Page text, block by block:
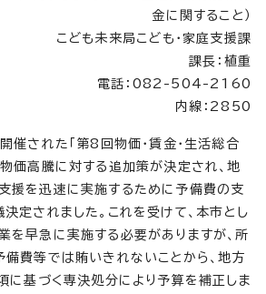
金に関すること）
こども未来局こども・家庭支援課
課長：植重
電話：082-504-2160
内線：2850
された「第8回物価・賃金・生活総合
価高騰に対する追加策が決定され、地
援を迅速に実施するために予備費の支
定されました。これを受けて、本市とし
を早急に実施する必要がありますが、所
備費等では賄いきれないことから、地方
基づく専決処分により予算を補正しま